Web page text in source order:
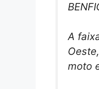
A
moto